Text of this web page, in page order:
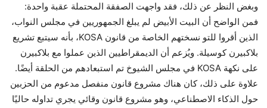
وبغض النظر عن ذلك، فقد واجهت الصفقة المحتملة عقبة واحدة:
فمن الواضح أن البيت الأبيض لم يبلغ الجمهوريين في مجلس النواب،
الذين أقروا للتو نسختهم الخاصة من قانون KOSA، بأنه سيتبع تشريع
بلاكبيرن كوسيلة. ويُزعم أن الديمقراطيين الذين عملوا مع بلاكبيرن
على نكهة KOSA في مجلس الشيوخ تم استبعادهم من الحلقة أيضًا.
علاوة على ذلك، كان هناك مشروع قانون منفصل مدعوم من الحزبين
حول الذكاء الاصطناعي، وهو مشروع قانون وقائي يجري تداوله حاليًا